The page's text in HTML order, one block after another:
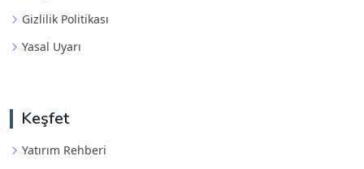
Gizlilik Politikası
Yasal Uyarı
Keşfet
Yatırım Rehberi